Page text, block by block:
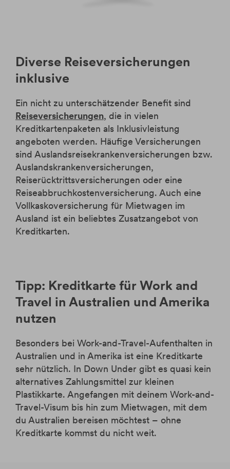
Diverse Reiseversicherungen
inklusive
Ein nicht zu unterschätzender Benefit sind
Reiseversicherungen, die in vielen
Kreditkartenpaketen als Inklusivleistung
angeboten werden. Häufige Versicherungen
sind Auslandsreisekrankenversicherungen bzw.
Auslandskrankenversicherungen,
Reiserücktrittsversicherungen oder eine
Reiseabbruchkostenversicherung. Auch eine
Vollkaskoversicherung für Mietwagen im
Ausland ist ein beliebtes Zusatzangebot von
Kreditkarten.
Tipp: Kreditkarte für Work and
Travel in Australien und Amerika
nutzen
Besonders bei Work-and-Travel-Aufenthalten in
Australien und in Amerika ist eine Kreditkarte
sehr nützlich. In Down Under gibt es quasi kein
alternatives Zahlungsmittel zur kleinen
Plastikkarte. Angefangen mit deinem Work-and-
Travel-Visum bis hin zum Mietwagen, mit dem
du Australien bereisen möchtest – ohne
Kreditkarte kommst du nicht weit.